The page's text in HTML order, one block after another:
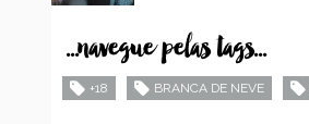
...navegue pelas tags...
+18 BRANCA DE NEVE